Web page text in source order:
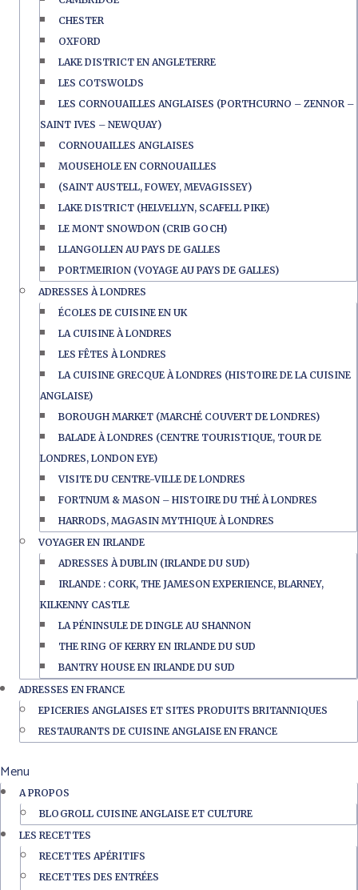
CHESTER
OXFORD
LAKE DISTRICT EN ANGLETERRE
LES COTSWOLDS
LES CORNOUAILLES ANGLAISES (PORTHCURNO – ZENNOR –
SAINT IVES – NEWQUAY)
CORNOUAILLES ANGLAISES
MOUSEHOLE EN CORNOUAILLES
(SAINT AUSTELL, FOWEY, MEVAGISSEY)
LAKE DISTRICT (HELVELLYN, SCAFELL PIKE)
LE MONT SNOWDON (CRIB GOCH)
LLANGOLLEN AU PAYS DE GALLES
PORTMEIRION (VOYAGE AU PAYS DE GALLES)
ADRESSES À LONDRES
ÉCOLES DE CUISINE EN UK
LA CUISINE À LONDRES
LES FÊTES À LONDRES
LA CUISINE GRECQUE À LONDRES (HISTOIRE DE LA CUISINE
ANGLAISE)
BOROUGH MARKET (MARCHÉ COUVERT DE LONDRES)
BALADE À LONDRES (CENTRE TOURISTIQUE, TOUR DE
LONDRES, LONDON EYE)
VISITE DU CENTRE-VILLE DE LONDRES
FORTNUM & MASON – HISTOIRE DU THÉ À LONDRES
HARRODS, MAGASIN MYTHIQUE À LONDRES
VOYAGER EN IRLANDE
ADRESSES À DUBLIN (IRLANDE DU SUD)
IRLANDE : CORK, THE JAMESON EXPERIENCE, BLARNEY,
KILKENNY CASTLE
LA PÉNINSULE DE DINGLE AU SHANNON
THE RING OF KERRY EN IRLANDE DU SUD
BANTRY HOUSE EN IRLANDE DU SUD
ADRESSES EN FRANCE
EPICERIES ANGLAISES ET SITES PRODUITS BRITANNIQUES
RESTAURANTS DE CUISINE ANGLAISE EN FRANCE
Menu
A PROPOS
BLOGROLL CUISINE ANGLAISE ET CULTURE
LES RECETTES
RECETTES APÉRITIFS
RECETTES DES ENTRÉES